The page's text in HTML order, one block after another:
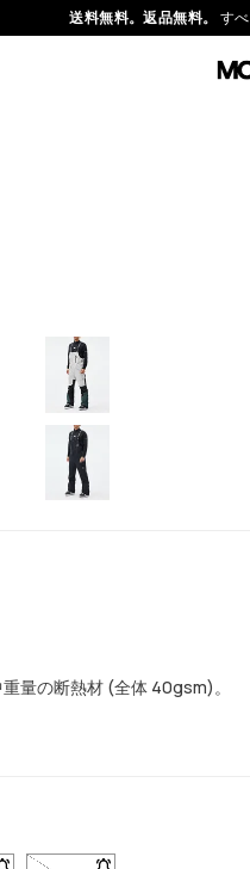
送料無料。返品無料。 す
量の断熱材 (全体 40gsm)。